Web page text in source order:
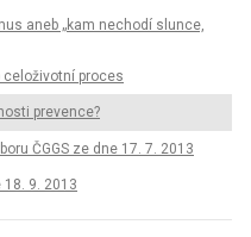
aneb „kam nechodí slunce,
celoživotní proces
prevence?
ČGGS ze dne 17. 7. 2013
18. 9. 2013